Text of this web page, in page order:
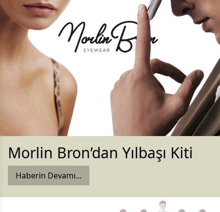
Morlin Bron’dan Yılbaşı Kiti
Haberin Devamı...